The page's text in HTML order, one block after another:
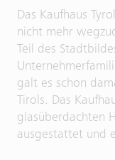
Das Kaufhaus
nicht mehr
Teil des
galt es schon
Tirols. Das
glasüberdachten
ausgestattet und